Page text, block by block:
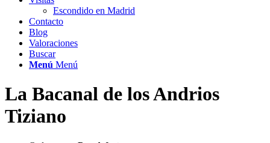
Escondido en Madrid
Contacto
Blog
Valoraciones
Buscar
Menú Menú
La Bacanal de los Andrios
Tiziano